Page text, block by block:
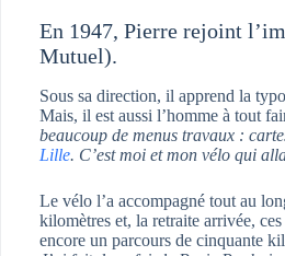
En 1947, Pierre rejoint
Mutuel).
Sous sa direction, il apprend la
Mais, il est aussi l’homme à tout
beaucoup de menus travaux :
Lille. C’est moi et mon vélo qui
Le vélo l’a accompagné tout au
kilomètres et, la retraite arrivée,
encore un parcours de cinquante